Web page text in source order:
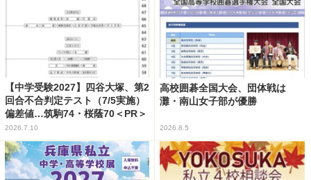
【中学受験2027】四谷大塚、第2
回合不合判定テスト（7/5実施）
偏差値…筑駒74・桜蔭70＜PR＞
2026.7.10
高校囲碁全国大会、団体戦は
灘・南山女子部が優勝
2026.8.5